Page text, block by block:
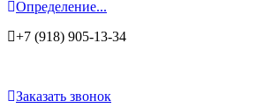
Определение...
+7 (918) 905-13-34
Заказать звонок